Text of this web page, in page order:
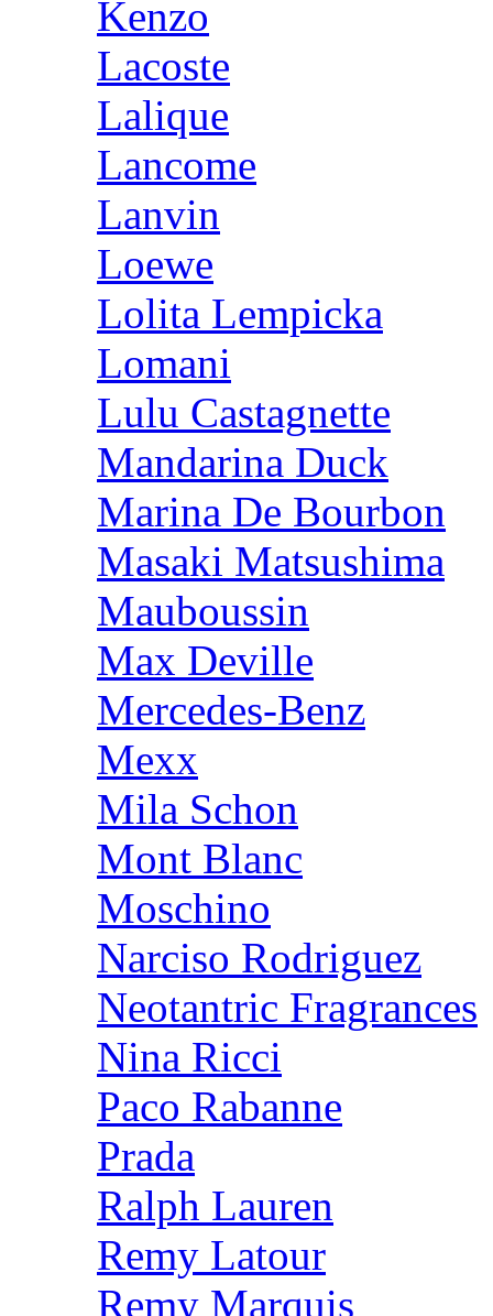
Kenzo
Lacoste
Lalique
Lancome
Lanvin
Loewe
Lolita Lempicka
Lomani
Lulu Castagnette
Mandarina Duck
Marina De Bourbon
Masaki Matsushima
Mauboussin
Max Deville
Mercedes-Benz
Mexx
Mila Schon
Mont Blanc
Moschino
Narciso Rodriguez
Neotantric Fragrances
Nina Ricci
Paco Rabanne
Prada
Ralph Lauren
Remy Latour
Remy Marquis